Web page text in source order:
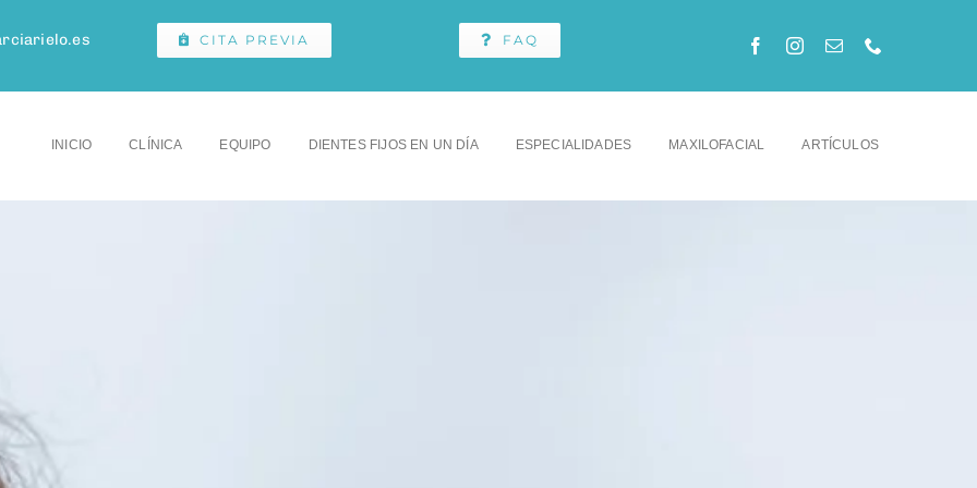
CITA PREVIA FAQ
INICIO CLÍNICA EQUIPO DIENTES FIJOS EN UN DÍA ESPECIALIDADES MAXILOFACIAL ARTÍCULOS